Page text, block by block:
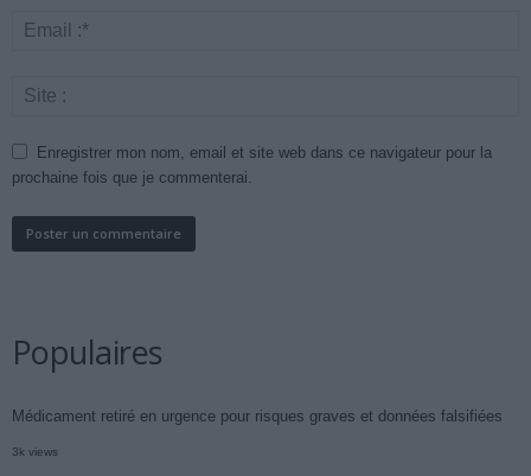
Enregistrer mon nom, email et site web dans ce navigateur pour la
prochaine fois que je commenterai.
Populaires
Médicament retiré en urgence pour risques graves et données falsifiées
3k views